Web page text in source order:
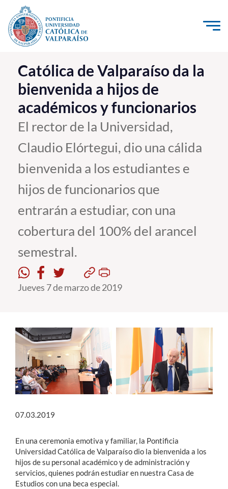
Click acá para ir directamente al contenido
La Universidad
Investigación, Creación e Innovación
PUCV Internacional
Vinculación con el Medio
Admisión
Pregrado
Estudiantes
Académicos
Funcionarios
English
Católica de Valparaíso da la
bienvenida a hijos de
académicos y funcionarios
El rector de la Universidad,
Claudio Elórtegui, dio una cálida
bienvenida a los estudiantes e
hijos de funcionarios que
entrarán a estudiar, con una
cobertura del 100% del arancel
semestral.
Jueves 7 de marzo de 2019
07.03.2019
En una ceremonia emotiva y familiar, la Pontificia
Universidad Católica de Valparaíso dio la bienvenida a los
hijos de su personal académico y de administración y
servicios, quienes podrán estudiar en nuestra Casa de
Estudios con una beca especial.